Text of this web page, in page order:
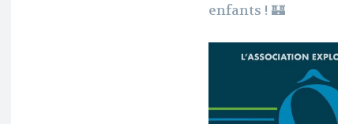
enfants ! 🏰